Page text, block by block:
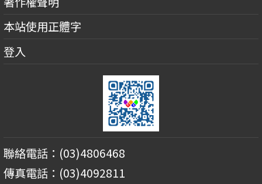
本站使用正體字
登入
聯絡電話：(03)4806468
傳真電話：(03)4092811